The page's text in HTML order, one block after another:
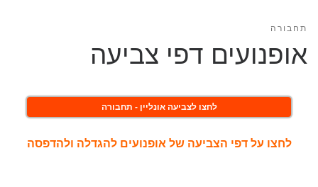
תחבורה
אופנועים דפי צביעה
לחצו לצביעה אונליין - תחבורה
לחצו על דפי הצביעה של אופנועים להגדלה ולהדפסה